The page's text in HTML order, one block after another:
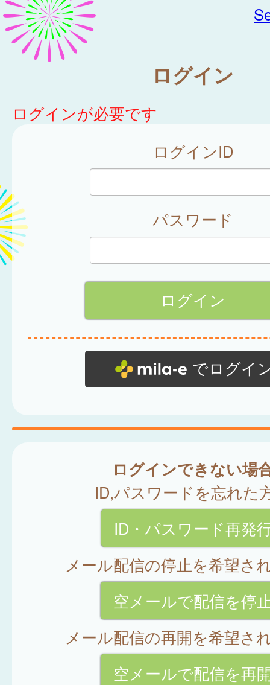
ログイン
ログインが必要です
ログインID
パスワード
でログイ
ログインできない場
ID,パスワードを忘れた
ID・パスワード再発
メール配信の停止を希望さ
空メールで配信を停
メール配信の再開を希望さ
空メールで配信を再